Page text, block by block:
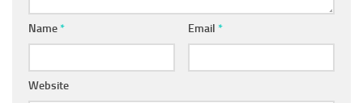
Name* Email *
Website